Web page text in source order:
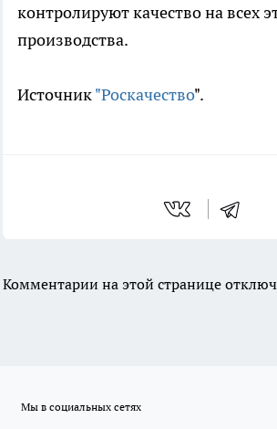
контролируют качество на всех
производства.
Источник"Роскачество".
Комментарии на этой странице
Мы в социальных сетях